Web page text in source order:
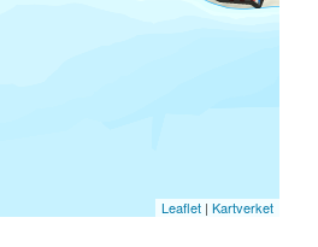
Leaflet | Kartverket